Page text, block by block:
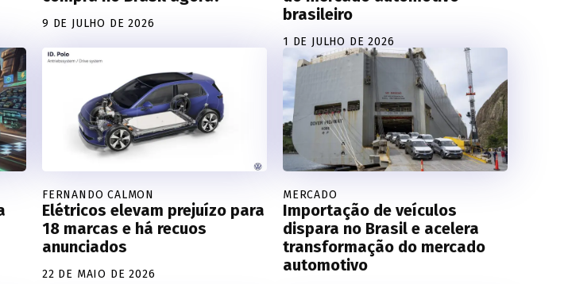
9 DE JULHO DE 2026
brasileiro
1 DE JULHO DE 2026
FERNANDO CALMON
Elétricos elevam prejuízo para
18 marcas e há recuos
anunciados
22 DE MAIO DE 2026
MERCADO
Importação de veículos
dispara no Brasil e acelera
transformação do mercado
automotivo